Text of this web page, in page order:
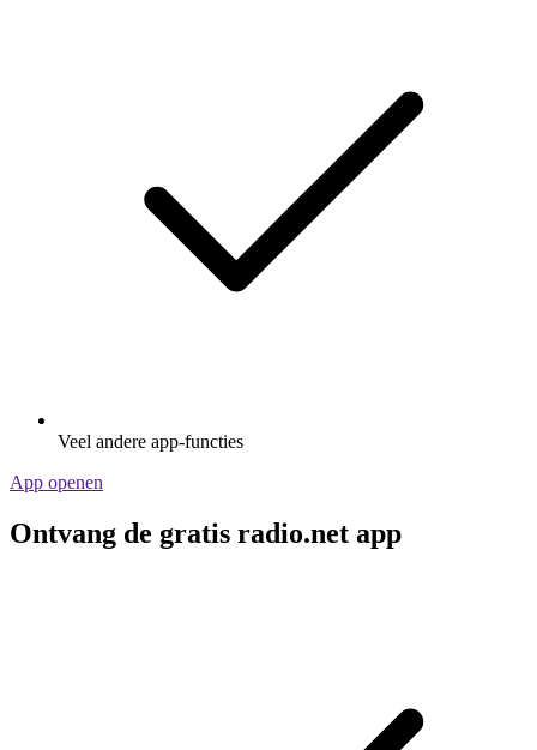
Veel andere app-functies
App openen
Ontvang de gratis radio.net app